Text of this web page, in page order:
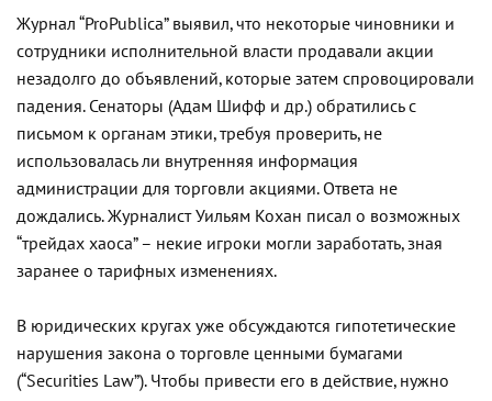
Журнал “ProPublica” выявил, что некоторые чиновники и
сотрудники исполнительной власти продавали акции
незадолго до объявлений, которые затем спровоцировали
падения. Сенаторы (Адам Шифф и др.) обратились с
письмом к органам этики, требуя проверить, не
использовалась ли внутренняя информация
администрации для торговли акциями. Ответа не
дождались. Журналист Уильям Кохан писал о возможных
“трейдах хаоса” – некие игроки могли заработать, зная
заранее о тарифных изменениях.
В юридических кругах уже обсуждаются гипотетические
нарушения закона о торговле ценными бумагами
(“Securities Law”). Чтобы привести его в действие, нужно